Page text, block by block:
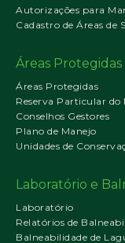
Autorizações para
Cadastro de Áreas de
Áreas
Áreas Protegidas
Reserva Particular
Conselhos Gestores
Plano de Manejo
Unidades de
Laboratório e
Laboratório
Relatórios de
Balneabilidade de